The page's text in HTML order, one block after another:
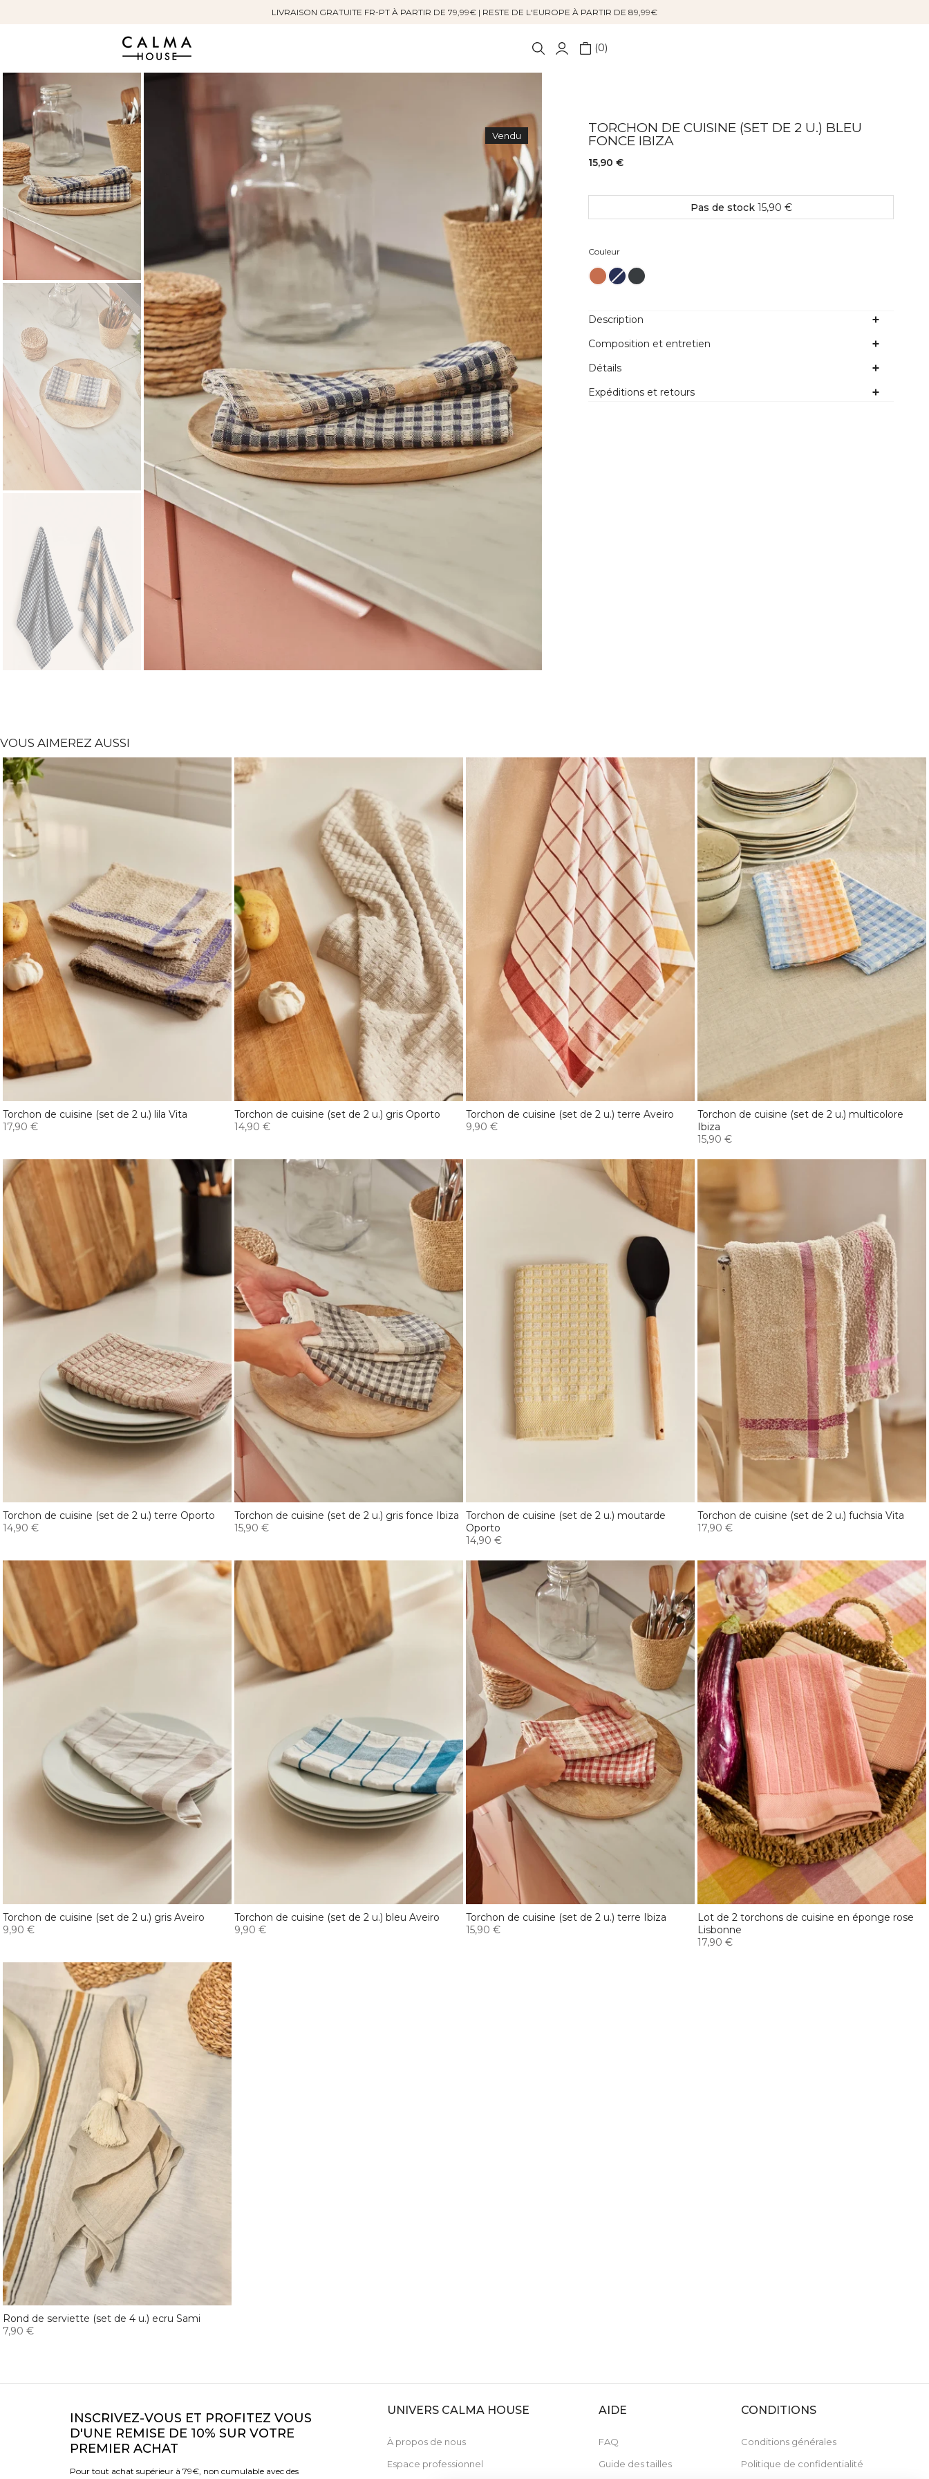
LIVRAISON GRATUITE FR-PT À PARTIR DE 79,99€ | RESTE DE L'EUROPE À PARTIR DE 89,99€
0
Vendu
TORCHON DE CUISINE (SET DE 2 U.) BLEU
FONCE IBIZA
15,90 €
CouleurCouleur
Pas de stock 15,90 €
Description
Composition et entretien
Détails
Expéditions et retours
VOUS AIMEREZ AUSSI
Torchon de cuisine (set de 2 u.) lila Vita
17,90 €
Torchon de cuisine (set de 2 u.) gris Oporto
14,90 €
Torchon de cuisine (set de 2 u.) terre Aveiro
9,90 €
Torchon de cuisine (set de 2 u.) multicolore
Ibiza
15,90 €
Torchon de cuisine (set de 2 u.) terre Oporto
14,90 €
Torchon de cuisine (set de 2 u.) gris fonce Ibiza
15,90 €
Torchon de cuisine (set de 2 u.) moutarde
Oporto
14,90 €
Torchon de cuisine (set de 2 u.) fuchsia Vita
17,90 €
Torchon de cuisine (set de 2 u.) gris Aveiro
9,90 €
Torchon de cuisine (set de 2 u.) bleu Aveiro
9,90 €
Torchon de cuisine (set de 2 u.) terre Ibiza
15,90 €
Lot de 2 torchons de cuisine en éponge rose
Lisbonne
17,90 €
Rond de serviette (set de 4 u.) ecru Sami
7,90 €
INSCRIVEZ-VOUS ET PROFITEZ VOUS
D'UNE REMISE DE 10% SUR VOTRE
PREMIER ACHAT
Pour tout achat supérieur à 79€, non cumulable avec des
UNIVERS CALMA HOUSE
À propos de nous
Espace professionnel
AIDE
FAQ
Guide des tailles
CONDITIONS
Conditions générales
Politique de confidentialité